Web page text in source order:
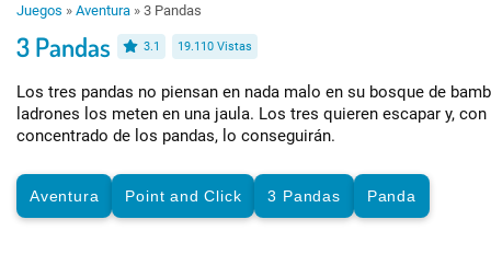
Juegos » Aventura » 3 Pandas
3 Pandas 3.1 19.110 Vistas
Los tres pandas no piensan en nada malo en su bosque de
ladrones los meten en una jaula. Los tres quieren escapar y,
concentrado de los pandas, lo conseguirán.
Aventura Point and Click 3 Pandas Panda